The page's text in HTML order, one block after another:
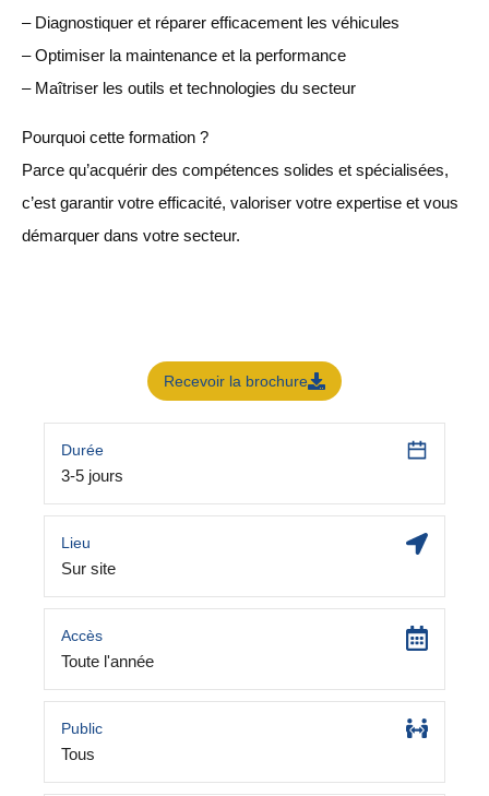
– Diagnostiquer et réparer efficacement les véhicules
– Optimiser la maintenance et la performance
– Maîtriser les outils et technologies du secteur
Pourquoi cette formation ?
Parce qu’acquérir des compétences solides et spécialisées,
c’est garantir votre efficacité, valoriser votre expertise et vous
démarquer dans votre secteur.
Recevoir la brochure
Durée
3-5 jours
Lieu
Sur site
Accès
Toute l'année
Public
Tous